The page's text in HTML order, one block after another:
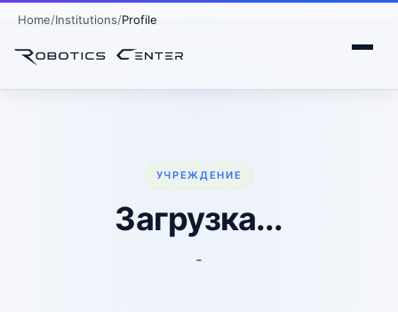
Home Institutions Profile
УЧРЕЖДЕНИЕ
Загрузка...
-